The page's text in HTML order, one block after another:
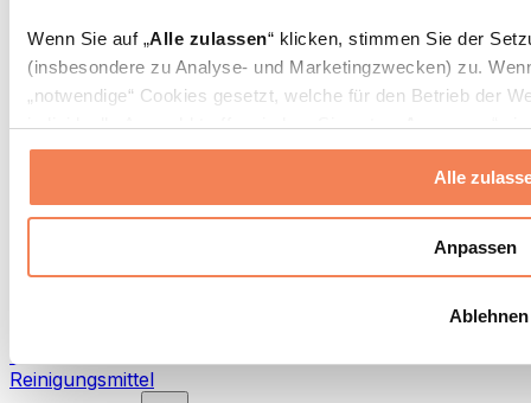
Wenn Sie auf „Alle zulassen“ klicken, stimmen Sie der
(insbesondere zu Analyse- und Marketingzwecken) zu.
„notwendige“ Cookies gesetzt, welche für den Betrieb der
individuelle Auswahl treffen, indem Sie unter „Anpassen“
erlauben“ klicken.
Weitere Informationen über die Verarbeitung Ihrer Daten
Datenschutzerklärung
Alle
Anpassen
Ablehnen
Zubehör nach Aktivität
Laufen
Kampfsport
Yoga & Pilates
Wandern
Rotlichttherapie
Waschmittel
Reinigungsmittel